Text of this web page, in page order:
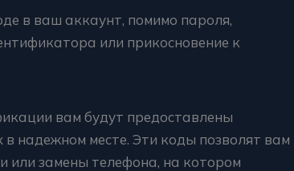
в ваш аккаунт, помимо пароля,
или прикосновение к
вам будут предоставлены
надежном месте. Эти коды позволят вам
или замены телефона, на котором